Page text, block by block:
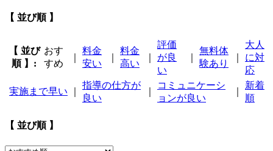
【 並び順 】
【 並び
順 】:
おす
すめ
料金
安い
料金
高い
評価
が良
い
無料体
験あり
大人
に対
応
実施まで早い
指導の仕方が
良い
コミュニケーシ
ョンが良い
新着
順
【 並び順 】